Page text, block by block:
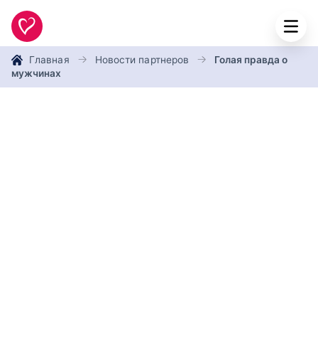
Главная Новости партнеров
Голая правда о
мужчинах